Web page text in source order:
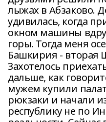
лыжах в Абзаково.
удивилась, когда
окном машины
горы. Тогда меня
Башкирия - вторая
Захотелось
дальше, как
мужем купили
рюкзаки и начали
республику не по